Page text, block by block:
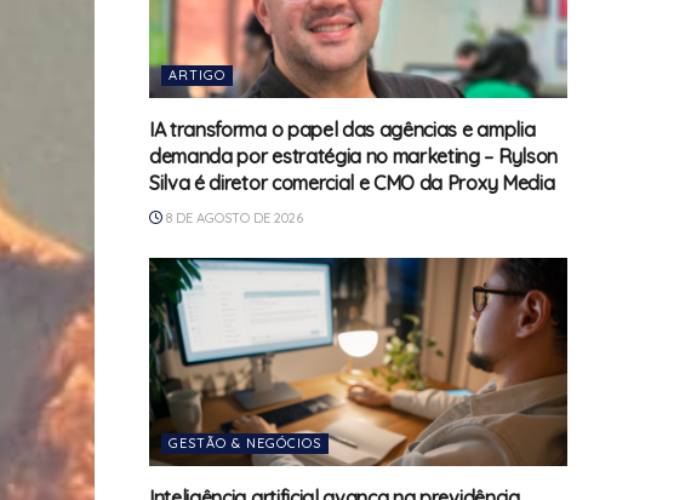
ARTIGO
IA transforma o papel das agências e amplia
demanda por estratégia no marketing – Rylson
Silva é diretor comercial e CMO da Proxy Media
8 DE AGOSTO DE 2026
GESTÃO & NEGÓCIOS